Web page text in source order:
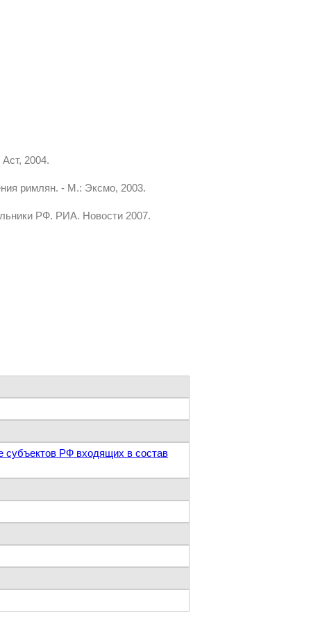
2004.
римлян. - М.: Эксмо, 2003.
РФ. РИА. Новости 2007.
субъектов РФ входящих в состав